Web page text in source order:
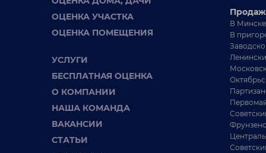
ОЦЕНКА УЧАСТКА
ОЦЕНКА ПОМЕЩЕНИЯ
УСЛУГИ
БЕСПЛАТНАЯ ОЦЕНКА
О КОМПАНИИ
НАША КОМАНДА
ВАКАНСИИ
СТАТЬИ
В Минске
В